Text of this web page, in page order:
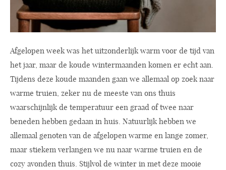
Afgelopen week was het uitzonderlijk warm voor de tijd van
het jaar, maar de koude wintermaanden komen er echt aan.
Tijdens deze koude maanden gaan we allemaal op zoek naar
warme truien, zeker nu de meeste van ons thuis
waarschijnlijk de temperatuur een graad of twee naar
beneden hebben gedaan in huis. Natuurlijk hebben we
allemaal genoten van de afgelopen warme en lange zomer,
maar stiekem verlangen we nu naar warme truien en de
cozy avonden thuis. Stijlvol de winter in met deze mooie